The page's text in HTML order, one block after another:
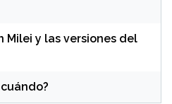
Milei y las versiones del